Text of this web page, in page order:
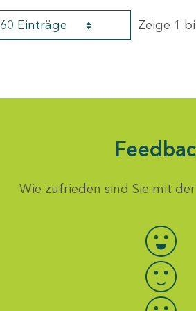
60 Einträge Zeige 1
Wie zufrieden sind Sie mit